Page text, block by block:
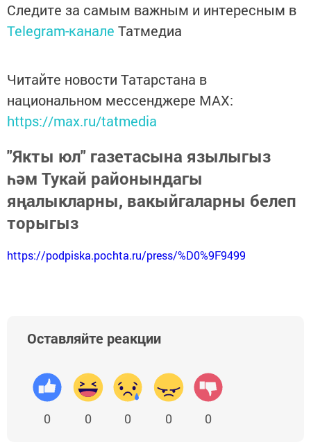
Следите за самым важным и интересным в
Telegram-канале Татмедиа
Читайте новости Татарстана в
национальном мессенджере MАХ:
https://max.ru/tatmedia
"Якты юл" газетасына язылыгыз
һәм Тукай районындагы
яңалыкларны, вакыйгаларны белеп
торыгыз
https://podpiska.pochta.ru/press/%D0%9F9499
Оставляйте реакции
0 0 0 0 0